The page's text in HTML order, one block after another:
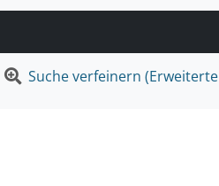
Suche verfeinern